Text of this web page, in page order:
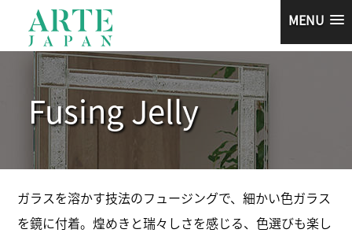
MENU
Fusing Jelly
ガラスを溶かす技法のフュージングで、細かい色ガラス
を鏡に付着。煌めきと瑞々しさを感じる、色選びも楽し